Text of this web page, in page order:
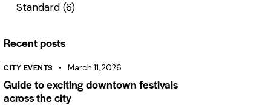
Standard(6)
Recent posts
CITY EVENTS March 11, 2026
Guide to exciting downtown festivals
across the city